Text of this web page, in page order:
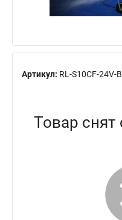
Артикул: RL-S10CF-24V-
Товар снят